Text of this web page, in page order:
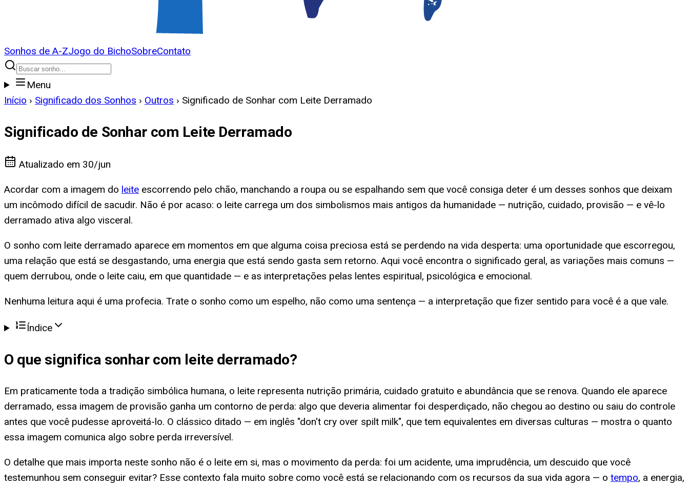
Sonhos de A-ZJogo do BichoSobreContato
Menu
Início › Significado dos Sonhos › Outros › Significado de Sonhar com Leite Derramado
Significado de Sonhar com Leite Derramado
Atualizado em 30/jun
Acordar com a imagem do leite escorrendo pelo chão, manchando a roupa ou se espalhando sem que você consiga deter é um desses sonhos que deixam
um incômodo difícil de sacudir. Não é por acaso: o leite carrega um dos simbolismos mais antigos da humanidade — nutrição, cuidado, provisão — e vê-lo
derramado ativa algo visceral.
O sonho com leite derramado aparece em momentos em que alguma coisa preciosa está se perdendo na vida desperta: uma oportunidade que escorregou,
uma relação que está se desgastando, uma energia que está sendo gasta sem retorno. Aqui você encontra o significado geral, as variações mais comuns —
quem derrubou, onde o leite caiu, em que quantidade — e as interpretações pelas lentes espiritual, psicológica e emocional.
Nenhuma leitura aqui é uma profecia. Trate o sonho como um espelho, não como uma sentença — a interpretação que fizer sentido para você é a que vale.
Índice
O que significa sonhar com leite derramado?
Em praticamente toda a tradição simbólica humana, o leite representa nutrição primária, cuidado gratuito e abundância que se renova. Quando ele aparece
derramado, essa imagem de provisão ganha um contorno de perda: algo que deveria alimentar foi desperdiçado, não chegou ao destino ou saiu do controle
antes que você pudesse aproveitá-lo. O clássico ditado — em inglês "don't cry over spilt milk", que tem equivalentes em diversas culturas — mostra o quanto
essa imagem comunica algo sobre perda irreversível.
O detalhe que mais importa neste sonho não é o leite em si, mas o movimento da perda: foi um acidente, uma imprudência, um descuido que você
testemunhou sem conseguir evitar? Esse contexto fala muito sobre como você está se relacionando com os recursos da sua vida agora — o tempo, a energia,